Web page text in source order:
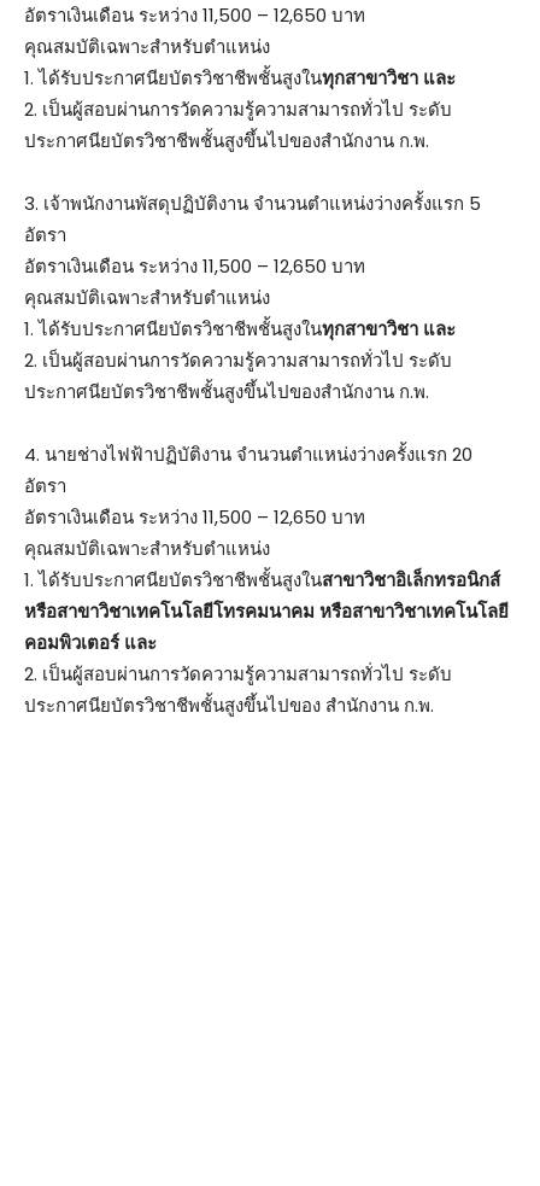
อัตราเงินเดือน ระหว่าง 11,500 – 12,650 บาท
คุณสมบัติเฉพาะสำหรับตำแหน่ง
1. ได้รับประกาศนียบัตรวิชาชีพชั้นสูงในทุกสาขาวิชา และ
2. เป็นผู้สอบผ่านการวัดความรู้ความสามารถทั่วไป ระดับ
ประกาศนียบัตรวิชาชีพชั้นสูงขึ้นไปของสำนักงาน ก.พ.
3. เจ้าพนักงานพัสดุปฏิบัติงาน จำนวนตำแหน่งว่างครั้งแรก 5
อัตรา
อัตราเงินเดือน ระหว่าง 11,500 – 12,650 บาท
คุณสมบัติเฉพาะสำหรับตำแหน่ง
1. ได้รับประกาศนียบัตรวิชาชีพชั้นสูงในทุกสาขาวิชา และ
2. เป็นผู้สอบผ่านการวัดความรู้ความสามารถทั่วไป ระดับ
ประกาศนียบัตรวิชาชีพชั้นสูงขึ้นไปของสำนักงาน ก.พ.
4. นายช่างไฟฟ้าปฏิบัติงาน จำนวนตำแหน่งว่างครั้งแรก 20
อัตรา
อัตราเงินเดือน ระหว่าง 11,500 – 12,650 บาท
คุณสมบัติเฉพาะสำหรับตำแหน่ง
1. ได้รับประกาศนียบัตรวิชาชีพชั้นสูงในสาขาวิชาอิเล็กทรอนิกส์
หรือสาขาวิชาเทคโนโลยีโทรคมนาคม หรือสาขาวิชาเทคโนโลยี
คอมพิวเตอร์ และ
2. เป็นผู้สอบผ่านการวัดความรู้ความสามารถทั่วไป ระดับ
ประกาศนียบัตรวิชาชีพชั้นสูงขึ้นไปของ สำนักงาน ก.พ.